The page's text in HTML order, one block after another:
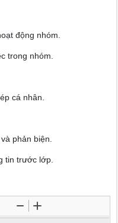
động nhóm.
trong nhóm.
cá nhân.
phản biện.
tin trước lớp.